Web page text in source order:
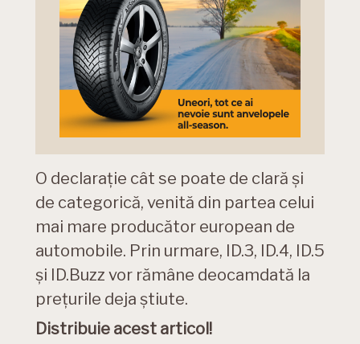
O declarație cât se poate de clară și
de categorică, venită din partea celui
mai mare producător european de
automobile. Prin urmare, ID.3, ID.4, ID.5
și ID.Buzz vor rămâne deocamdată la
prețurile deja știute.
Distribuie acest articol!